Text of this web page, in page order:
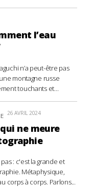
l’eau
n’a peut-être pas
montagne russe
touchants et...
26 AVRIL 2024
ne meure
: c'est la grande et
Métaphysique,
corps à corps. Parlons...